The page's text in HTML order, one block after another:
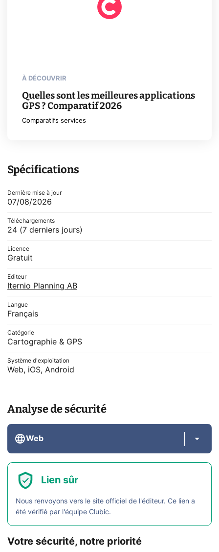
À DÉCOUVRIR
Quelles sont les meilleures applications
GPS ? Comparatif 2026
Comparatifs services
Spécifications
Dernière mise à jour
07/08/2026
Téléchargements
24 (7 derniers jours)
Licence
Gratuit
Editeur
Iternio Planning AB
Langue
Français
Catégorie
Cartographie & GPS
Système d'exploitation
Web, iOS, Android
Analyse de sécurité
Web
Lien sûr
Nous renvoyons vers le site officiel de l'éditeur. Ce lien a
été vérifié par l'équipe Clubic.
Votre sécurité, notre priorité